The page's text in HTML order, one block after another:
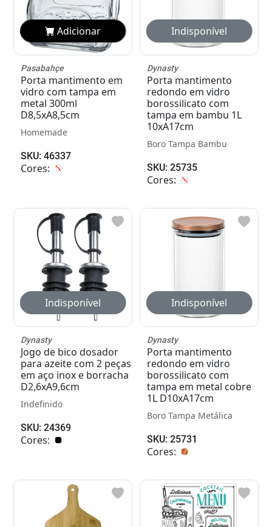
Adicionar
Pasabahçe
Porta mantimento em
vidro com tampa em
metal 300ml
D8,5xA8,5cm
Homemade
SKU: 46337
Cores:
Adicionar
Dynasty
Porta mantimento
redondo em vidro
borossilicato com
tampa em bambu 1L
10xA17cm
Boro Tampa Bambu
SKU: 25735
Cores:
Adicionar
Dynasty
Jogo de bico dosador
para azeite com 2 peças
em aço inox e borracha
D2,6xA9,6cm
Indefinido
SKU: 24369
Cores:
Adicionar
Dynasty
Porta mantimento
redondo em vidro
borossilicato com
tampa em metal cobre
1L D10xA17cm
Boro Tampa Metálica
SKU: 25731
Cores: